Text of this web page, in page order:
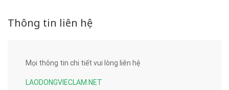
Thông tin liên hệ
Mọi thông tin chi tiết vui lòng liên hệ
LAODONGVIECLAM.NET